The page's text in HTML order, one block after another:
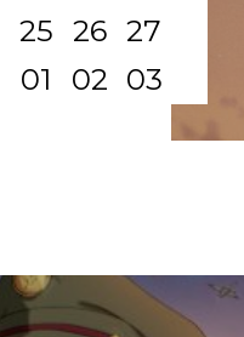
25 26 27
01 02 03